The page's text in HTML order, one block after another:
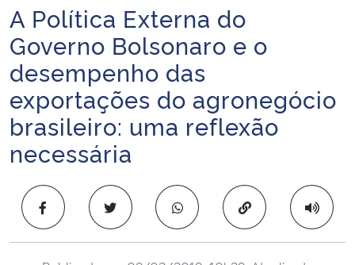
Ministério da Infraestrutura
Ministério da Agricultura, Pecuária e Abastecimento
Ministério da Educação
Ministério da Cidadania
Ministério de Minas e Energia
Ministério da Ciência, Tecnologia, Inovações e Comunicações
Início do conteúdo
A Política Externa do
Governo Bolsonaro e o
desempenho das
exportações do agronegócio
brasileiro: uma reflexão
necessária
Copiar para área